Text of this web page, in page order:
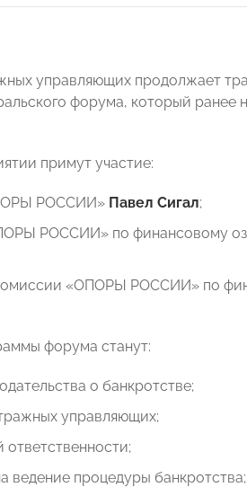
управляющих продолжает
форума, который ранее
примут участие:
РОССИИ» Павел Сигал;
РОССИИ» по финансовому
«ОПОРЫ РОССИИ» по
форума станут:
о банкротстве;
управляющих;
ведение процедуры банкротства;